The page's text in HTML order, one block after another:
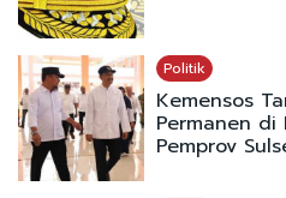
Politik
Kemensos
Permanen
Pemprov